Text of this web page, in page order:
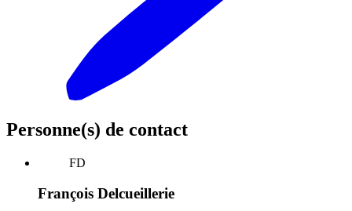
Personne(s) de contact
FD
François Delcueillerie